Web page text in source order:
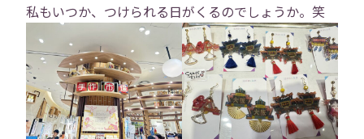
トップ
私もいつか、つけられる日がくるのでしょうか。笑